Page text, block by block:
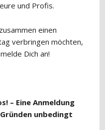
und Profis.
einen
verbringen möchten,
Dich an!
– Eine Anmeldung
unbedingt